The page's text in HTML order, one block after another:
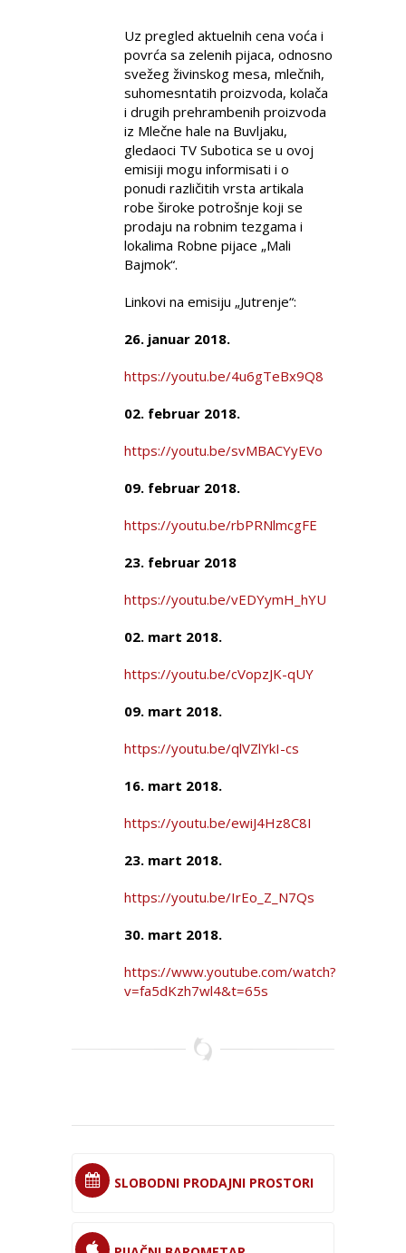
Uz pregled aktuelnih cena voća i
povrća sa zelenih pijaca, odnosno
svežeg živinskog mesa, mlečnih,
suhomesntatih proizvoda, kolača
i drugih prehrambenih proizvoda
iz Mlečne hale na Buvljaku,
gledaoci TV Subotica se u ovoj
emisiji mogu informisati i o
ponudi različitih vrsta artikala
robe široke potrošnje koji se
prodaju na robnim tezgama i
lokalima Robne pijace „Mali
Bajmok“.
Linkovi na emisiju „Jutrenje“:
26. januar 2018.
https://youtu.be/4u6gTeBx9Q8
02. februar 2018.
https://youtu.be/svMBACYyEVo
09. februar 2018.
https://youtu.be/rbPRNlmcgFE
23. februar 2018
https://youtu.be/vEDYymH_hYU
02. mart 2018.
https://youtu.be/cVopzJK-qUY
09. mart 2018.
https://youtu.be/qlVZlYkI-cs
16. mart 2018.
https://youtu.be/ewiJ4Hz8C8I
23. mart 2018.
https://youtu.be/IrEo_Z_N7Qs
30. mart 2018.
https://www.youtube.com/watch?
v=fa5dKzh7wl4&t=65s
SLOBODNI PRODAJNI PROSTORI